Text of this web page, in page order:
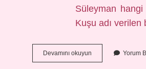
Süleyman
Kuşu adı verilen
Devamını okuyun
Kuşu
Yorum